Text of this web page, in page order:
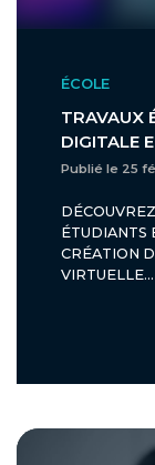
ÉCOLE
TRAVAUX
DIGITALE
Publié le 25
ÉTUDIANTS
CRÉATION
VIRTUELLE...